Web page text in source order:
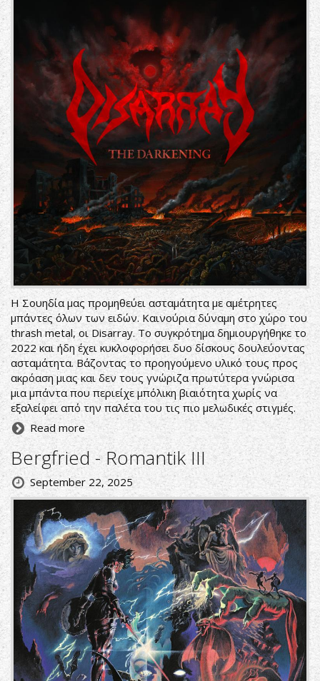
H Σουηδία μας προμηθεύει ασταμάτητα με αμέτρητες
μπάντες όλων των ειδών. Καινούρια δύναμη στο χώρο του
thrash metal, οι Disarray. To συγκρότημα δημιουργήθηκε το
2022 και ήδη έχει κυκλοφορήσει δυο δίσκους δουλεύοντας
ασταμάτητα. Βάζοντας το προηγούμενο υλικό τους προς
ακρόαση μιας και δεν τους γνώριζα πρωτύτερα γνώρισα
μια μπάντα που περιείχε μπόλικη βιαιότητα χωρίς να
εξαλείφει από την παλέτα του τις πιο μελωδικές στιγμές.
Read more
Bergfried - Romantik III
September 22, 2025